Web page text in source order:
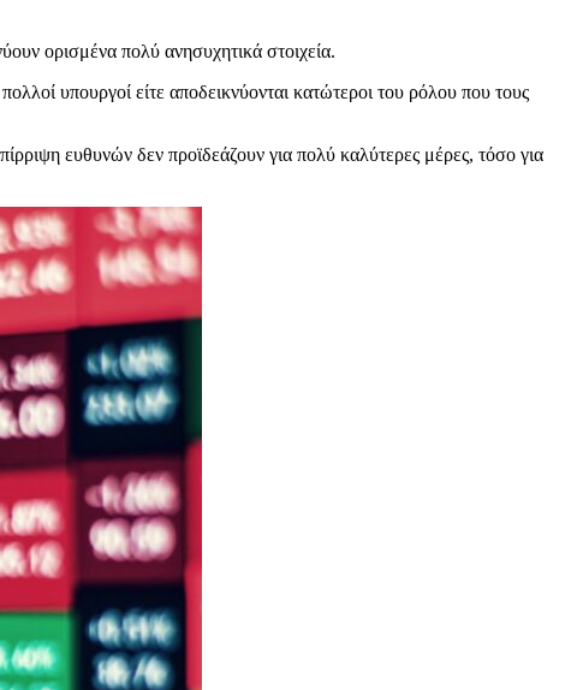
ορισμένα πολύ ανησυχητικά στοιχεία.
υπουργοί είτε αποδεικνύονται κατώτεροι του ρόλου που τους
ευθυνών δεν προϊδεάζουν για πολύ καλύτερες μέρες, τόσο για